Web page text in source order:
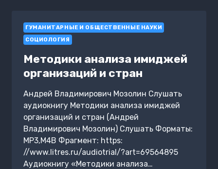
ГУМАНИТАРНЫЕ И ОБЩЕСТВЕННЫЕ НАУКИ
СОЦИОЛОГИЯ
Методики анализа имиджей
организаций и стран
Андрей Владимирович Мозолин Слушать
аудиокнигу Методики анализа имиджей
организаций и стран (Андрей
Владимирович Мозолин) Слушать Форматы:
MP3,M4B Фрагмент: https:
//www.litres.ru/audiotrial/?art=69564895
Аудиокнигу «Методики анализа…